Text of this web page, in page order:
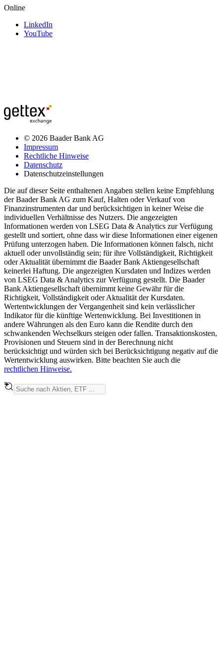
Online
LinkedIn
YouTube
© 2026 Baader Bank AG
Impressum
Rechtliche Hinweise
Datenschutz
Datenschutzeinstellungen
Die auf dieser Seite enthaltenen Angaben stellen keine Empfehlung
der Baader Bank AG zum Kauf, Halten oder Verkauf von
Finanzinstrumenten dar und berücksichtigen in keiner Weise die
individuellen Verhältnisse des Nutzers. Die angezeigten
Informationen werden von LSEG Data & Analytics zur Verfügung
gestellt und sortiert, ohne dass wir diese Informationen einer eigenen
Prüfung unterzogen haben. Die Informationen können falsch, nicht
aktuell oder unvollständig sein; für ihre Vollständigkeit, Richtigkeit
oder Aktualität übernimmt die Baader Bank Aktiengesellschaft
keinerlei Haftung. Die angezeigten Kursdaten und Indizes werden
von LSEG Data & Analytics zur Verfügung gestellt. Die Baader
Bank Aktiengesellschaft übernimmt keine Gewähr für die
Richtigkeit, Vollständigkeit oder Aktualität der Kursdaten.
Wertentwicklungen der Vergangenheit sind kein verlässlicher
Indikator für die künftige Wertenwicklung. Bei Investitionen in
andere Währungen als den Euro kann die Rendite durch den
schwankenden Wechselkurs steigen oder fallen. Transaktionskosten,
Provisionen und Steuern sind in der Berechnung nicht
berücksichtigt und würden sich bei Berücksichtigung negativ auf die
Wertentwicklung auswirken. Bitte beachten Sie auch die
rechtlichen Hinweise.